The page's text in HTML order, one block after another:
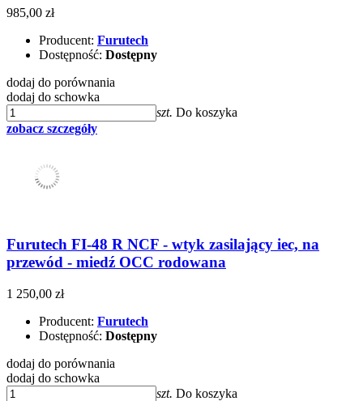
985,00 zł
Producent: Furutech
Dostępność: Dostępny
dodaj do porównania
dodaj do schowka
szt. Do koszyka
zobacz szczegóły
Furutech FI-48 R NCF - wtyk zasilający iec, na
przewód - miedź OCC rodowana
1 250,00 zł
Producent: Furutech
Dostępność: Dostępny
dodaj do porównania
dodaj do schowka
szt. Do koszyka